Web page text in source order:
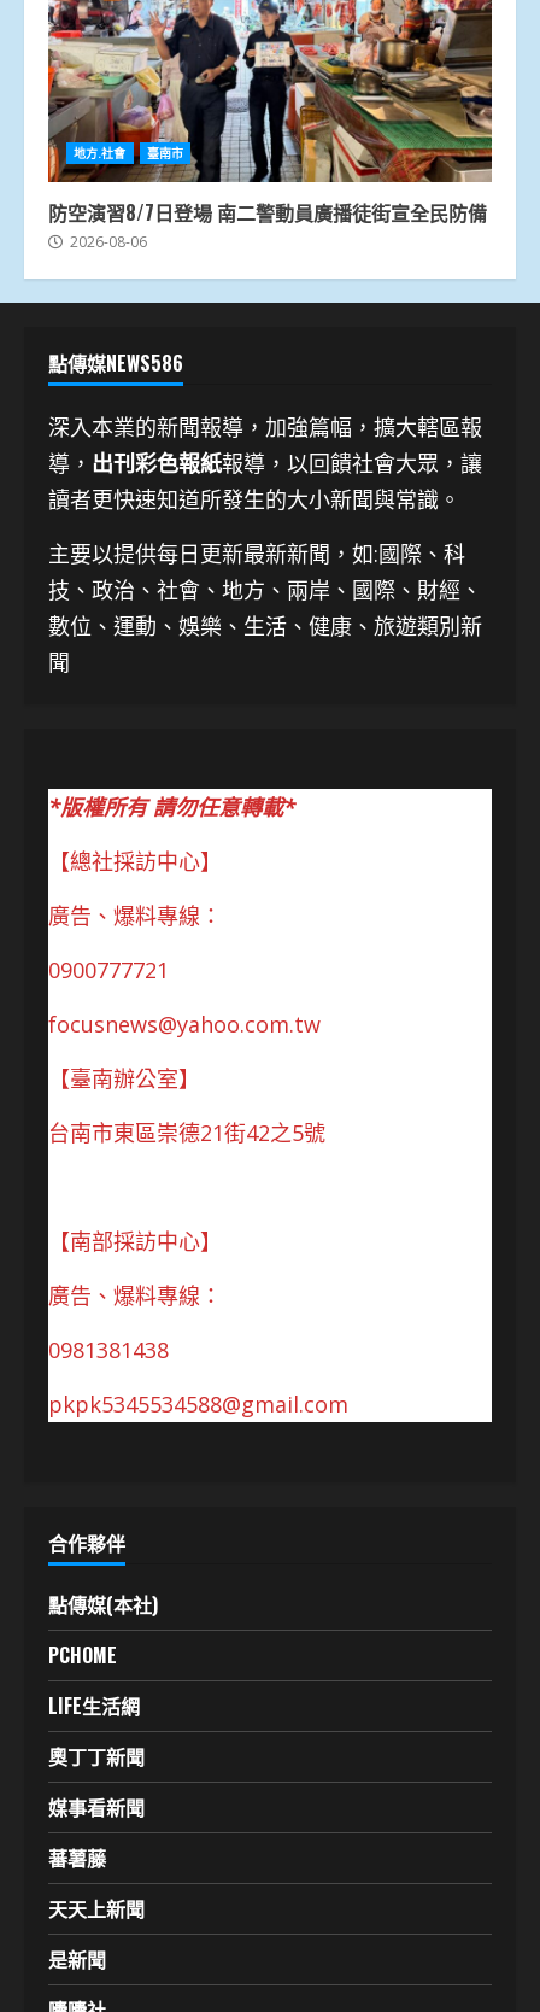
地方.社會 臺南市
防空演習8/7日登場 南二警動員廣播徒街宣全民防備
2026-08-06
點傳媒NEWS586
深入本業的新聞報導，加強篇幅，擴大轄區報
導， 出刊彩色報紙報導，以回饋社會大眾，讓
讀者更快速知道所發生的大小新聞與常識。
主要以提供每日更新最新新聞 ，如:國際、科
技、 政治、社會、地方、兩岸、國際、財經、
數位、運動、娛樂、生活、健康、旅遊類別新
聞
*版權所有 請勿任意轉載*
【總社採訪中心】
廣告、爆料專線：
0900777721
focusnews@yahoo.com.tw
【臺南辦公室】
台南市東區崇德21街42之5號
【南部採訪中心】
廣告、爆料專線：
0981381438
pkpk5345534588@gmail.com
合作夥伴
點傳媒(本社)
PCHOME
LIFE生活網
奧丁丁新聞
媒事看新聞
蕃薯藤
天天上新聞
是新聞